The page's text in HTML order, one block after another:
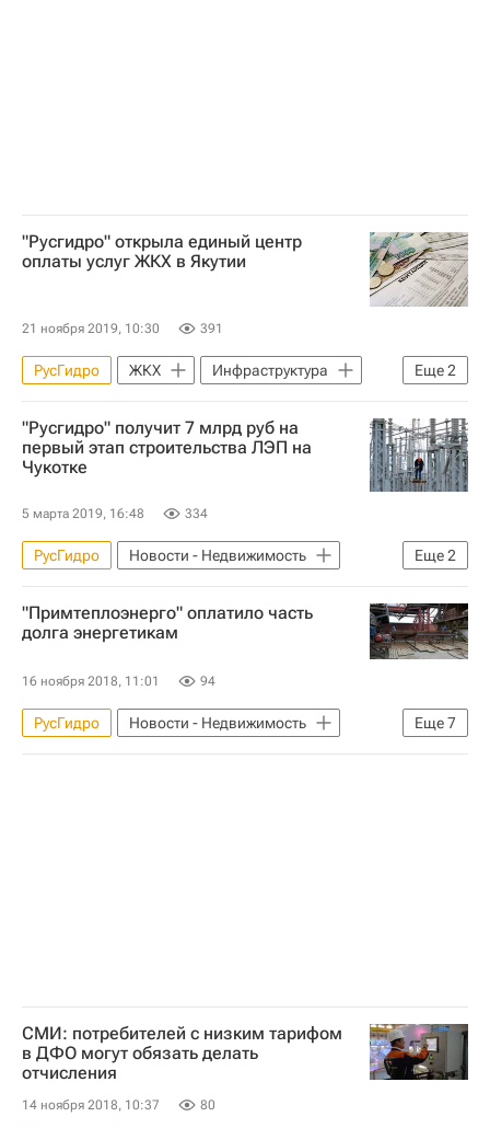
"Русгидро" открыла единый центр
оплаты услуг ЖКХ в Якутии
21 ноября 2019, 10:30 391
Еще2
РусГидро ЖКХ
Инфраструктура
Дальневосточный ФО
Республика Саха (Якутия)
"Русгидро" получит 7 млрд руб на
первый этап строительства ЛЭП на
Чукотке
5 марта 2019, 16:48 334
Еще2
РусГидро
Новости - Недвижимость
Чукотка
Строительство
"Примтеплоэнерго" оплатило часть
долга энергетикам
16 ноября 2018, 11:01 94
Еще7
РусГидро
Новости - Недвижимость
Теплоснабжение
Приморский край
СМИ: потребителей с низким тарифом
в ДФО могут обязать делать
отчисления
14 ноября 2018, 10:37 80